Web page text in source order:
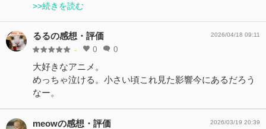
>>続きを読む
るるの感想・評価
- 0 0
2026/04/18 09:11
大好きなアニメ。
めっちゃ泣ける。小さい頃これ見た影響今にあるだろう
なー。
meowの感想・評価 2026/03/19 20:39